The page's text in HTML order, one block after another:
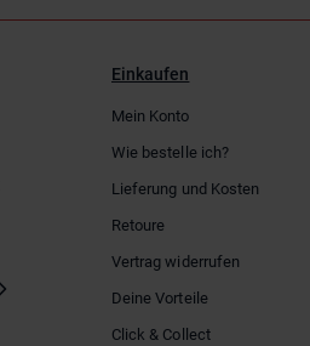
Einkaufen
Mein Konto
Wie bestelle ich?
Lieferung und Kosten
Retoure
Vertrag widerrufen
Deine Vorteile
Click & Collect